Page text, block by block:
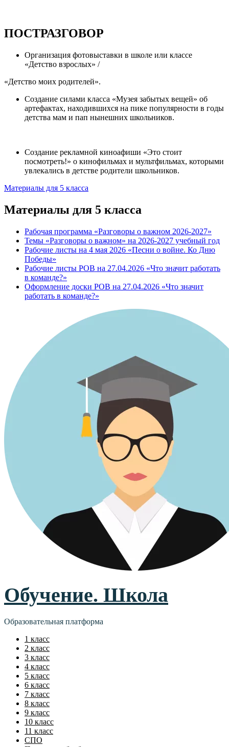
ПОСТРАЗГОВОР
Организация фотовыставки в школе или классе
«Детство взрослых» /
«Детство моих родителей».
Создание силами класса «Музея забытых вещей» об
артефактах, находившихся на пике популярности в годы
детства мам и пап нынешних школьников.
Создание рекламной киноафиши «Это стоит
посмотреть!» о кинофильмах и мультфильмах, которыми
увлекались в детстве родители школьников.
Материалы для 5 класса
Материалы для 5 класса
Рабочая программа «Разговоры о важном 2026-2027»
Темы «Разговоры о важном» на 2026-2027 учебный год
Рабочие листы на 4 мая 2026 «Песни о войне. Ко Дню
Победы»
Рабочие листы РОВ на 27.04.2026 «Что значит работать
в команде?»
Оформление доски РОВ на 27.04.2026 «Что значит
работать в команде?»
Обучение. Школа
Образовательная платформа
1 класс
2 класс
3 класс
4 класс
5 класс
6 класс
7 класс
8 класс
9 класс
10 класс
11 класс
СПО